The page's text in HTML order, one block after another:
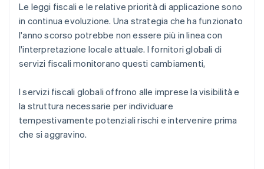
Le leggi fiscali e le relative priorità di applicazione sono
in continua evoluzione. Una strategia che ha funzionato
l'anno scorso potrebbe non essere più in linea con
l'interpretazione locale attuale. I fornitori globali di
servizi fiscali monitorano questi cambiamenti,
I servizi fiscali globali offrono alle imprese la visibilità e
la struttura necessarie per individuare
tempestivamente potenziali rischi e intervenire prima
che si aggravino.